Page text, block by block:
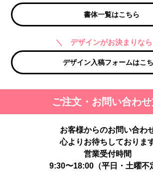
書体一覧はこちら
＼ デザインがお決まりな
デザイン入稿フォームはこ
ご注文・お問い合わ
お客様からのお問い合わ
心よりお待ちしております
営業受付時間
9:30〜18:00（平日・土曜不